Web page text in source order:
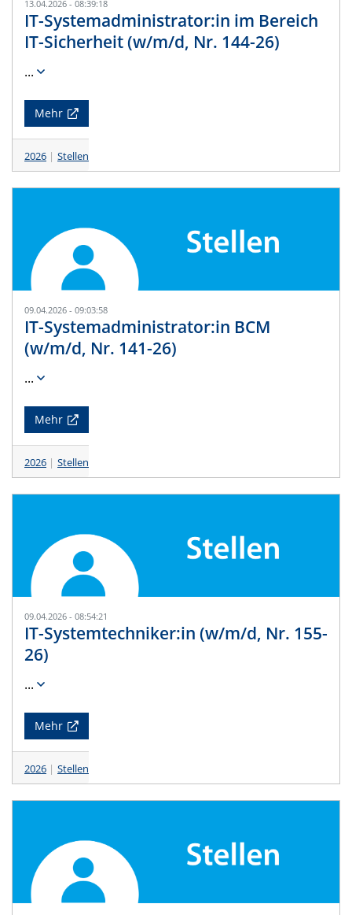
13.04.2026 - 08:39:18
IT-Systemadministrator:in im Bereich
IT-Sicherheit (w/m/d, Nr. 144-26)
...
Mehr
2026 Stellen
09.04.2026 - 09:03:58
IT-Systemadministrator:in BCM
(w/m/d, Nr. 141-26)
...
Mehr
2026 Stellen
09.04.2026 - 08:54:21
IT-Systemtechniker:in (w/m/d, Nr. 155-
26)
...
Mehr
2026 Stellen